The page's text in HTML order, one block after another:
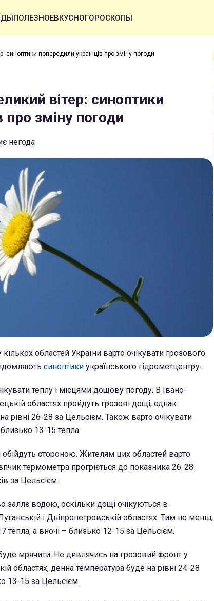
ПОЛЕЗНОЕВКУСНОГОРОСКОПЫ
синоптики попередили українців про зміну погоди
вітер: синоптики
про зміну погоди
негода
областей України варто очікувати грозового
синоптики українського гідрометцентру.
теплу і місцями дощову погоду. В Івано-
областях пройдуть грозові дощі, однак
рівні 26-28 за Цельсієм. Також варто очікувати
13-15 тепла.
обійдуть стороною. Жителям цих областей варто
термометра прогріється до показника 26-28
за Цельсієм.
заллє водою, оскільки дощі очікуються в
і Дніпропетровській областях. Тим не менш,
тепла, а вночі – близько 12-15 за Цельсієм.
мрячити. Не дивлячись на грозовий фронт у
областях, денна температура буде на рівні 24-28
13-15 за Цельсієм.